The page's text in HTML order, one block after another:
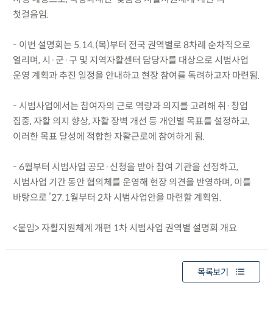
첫걸음임.
- 이번 설명회는 5.14.(목)부터 전국 권역별로 8차례 순차적으로
열리며, 시·군·구 및 지역자활센터 담당자를 대상으로 시범사업
운영 계획과 추진 일정을 안내하고 현장 참여를 독려하고자 마련됨.
- 시범사업에서는 참여자의 근로 역량과 의지를 고려해 취·창업
집중, 자활 의지 향상, 자활 장벽 개선 등 개인별 목표를 설정하고,
이러한 목표 달성에 적합한 자활근로에 참여하게 됨.
- 6월부터 시범사업 공모·신청을 받아 참여 기관을 선정하고,
시범사업 기간 동안 협의체를 운영해 현장 의견을 반영하며, 이를
바탕으로 ’27.1월부터 2차 시범사업안을 마련할 계획임.
<붙임> 자활지원체계 개편 1차 시범사업 권역별 설명회 개요
목록보기